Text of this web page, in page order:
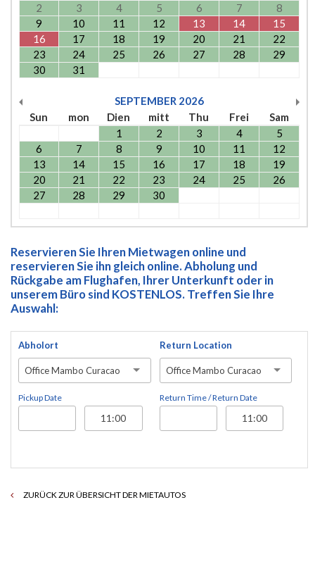
2
3 4 5 6 7
8
9
10 11 12 13 14
15
16
17 18 19 20 21
22
23
24 25 26 27 28
29
30
31
SEPTEMBER 2026
Sun
mon Dien mitt Thu Frei
Sam
1
2 3 4
5
6
7 8 9 10 11
12
13
14 15 16 17 18
19
20
21 22 23 24 25
26
27
28 29 30
Reservieren Sie Ihren Mietwagen online und
reservieren Sie ihn gleich online. Abholung und
Rückgabe am Flughafen, Ihrer Unterkunft oder in
unserem Büro sind KOSTENLOS. Treffen Sie Ihre
Auswahl:
Abholort
Office Mambo Curacao
Pickup Date
Return Location
Office Mambo Curacao
Return Time / Return Date
ZURÜCK ZUR ÜBERSICHT DER MIETAUTOS